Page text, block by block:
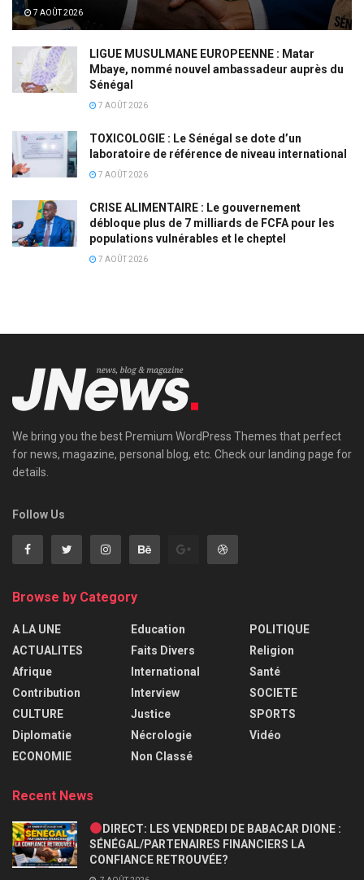
7 AOÛT 2026
LIGUE MUSULMANE EUROPEENNE : Matar
Mbaye, nommé nouvel ambassadeur auprès du
Sénégal
7 AOÛT 2026
TOXICOLOGIE : Le Sénégal se dote d’un
laboratoire de référence de niveau international
7 AOÛT 2026
CRISE ALIMENTAIRE : Le gouvernement
débloque plus de 7 milliards de FCFA pour les
populations vulnérables et le cheptel
7 AOÛT 2026
We bring you the best Premium WordPress Themes that perfect
for news, magazine, personal blog, etc. Check our landing page for
details.
Follow Us
Browse by Category
A LA UNE
ACTUALITES
Afrique
Contribution
CULTURE
Diplomatie
ECONOMIE
Education
Faits Divers
International
Interview
Justice
Nécrologie
Non Classé
POLITIQUE
Religion
Santé
SOCIETE
SPORTS
Vidéo
Recent News
DIRECT: LES VENDREDI DE BABACAR DIONE :
SÉNÉGAL/PARTENAIRES FINANCIERS LA
CONFIANCE RETROUVÉE?